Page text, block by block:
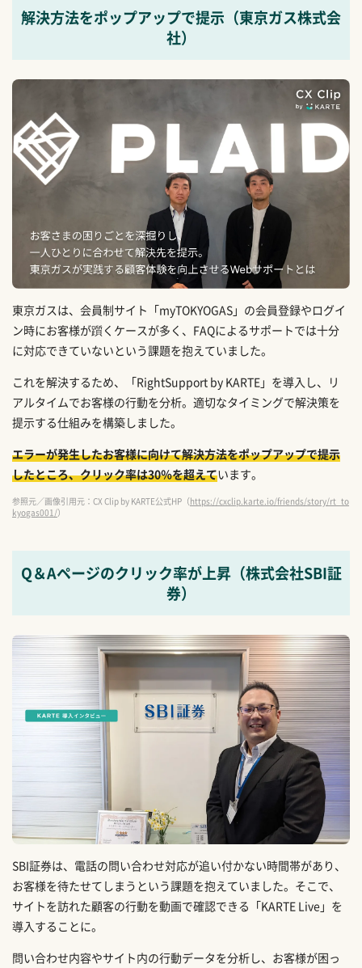
解決方法をポップアップで提示（東京ガス株式会
社）
東京ガスは、会員制サイト「myTOKYOGAS」の会員登録やログイ
ン時にお客様が躓くケースが多く、FAQによるサポートでは十分
に対応できていないという課題を抱えていました。
これを解決するため、「RightSupport by KARTE」を導入し、リ
アルタイムでお客様の行動を分析。適切なタイミングで解決策を
提示する仕組みを構築しました。
エラーが発生したお客様に向けて解決方法をポップアップで提示
したところ、クリック率は30％を超えています。
参照元／画像引用元：CX Clip by KARTE公式HP（https://cxclip.karte.io/friends/story/rt_to
kyogas001/）
Q＆Aページのクリック率が上昇（株式会社SBI証
券）
SBI証券は、電話の問い合わせ対応が追い付かない時間帯があり、
お客様を待たせてしまうという課題を抱えていました。そこで、
サイトを訪れた顧客の行動を動画で確認できる「KARTE Live」を
導入することに。
問い合わせ内容やサイト内の行動データを分析し、お客様が困っ